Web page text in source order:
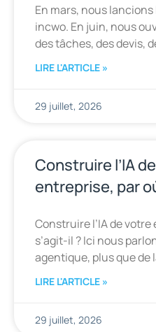
En mars, nous
incwo. En juin, nous
des tâches, des devis,
LIRE L'ARTICLE »
29 juillet, 2026
Construire l’IA
entreprise, par
Construire l’IA de
s’agit-il ? Ici nous
agentique, plus que de
LIRE L'ARTICLE »
29 juillet, 2026